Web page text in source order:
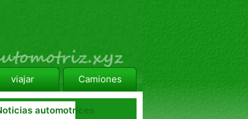
viajar Camiones
automotrices